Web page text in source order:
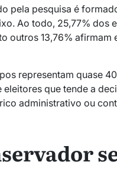
pela pesquisa é
Ao todo, 25,77% dos
outros 13,76%
representam quase
que tende a
administrativo ou